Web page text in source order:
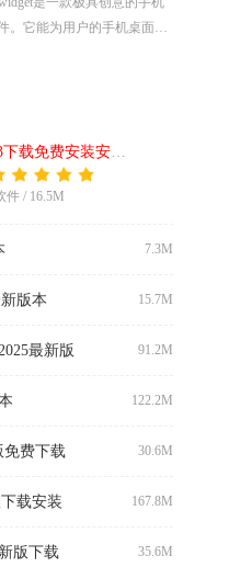
。它能为用户的手机桌面带
grok3下载免费安装安卓版(xai)
件 / 16.5M
7.3M
版本 15.7M
最新版 91.2M
122.2M
免费下载 30.6M
载安装 167.8M
版下载 35.6M